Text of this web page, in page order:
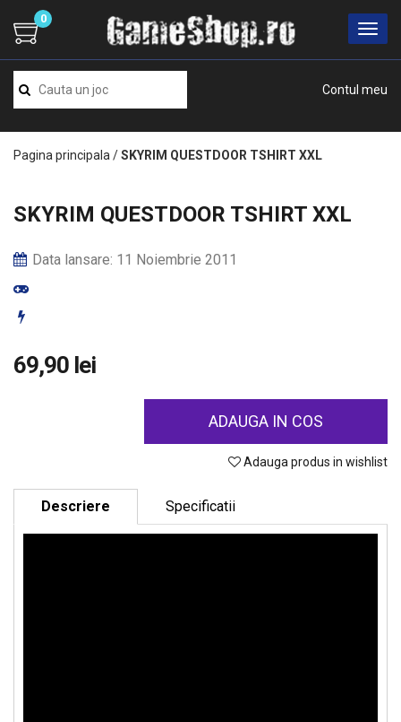
Contul meu
0
Pagina principala /SKYRIM QUESTDOOR TSHIRT XXL
SKYRIM QUESTDOOR TSHIRT XXL
Data lansare: 11 Noiembrie 2011
69,90 lei
ADAUGA IN COS
Adauga produs in wishlist
Descriere Specificatii